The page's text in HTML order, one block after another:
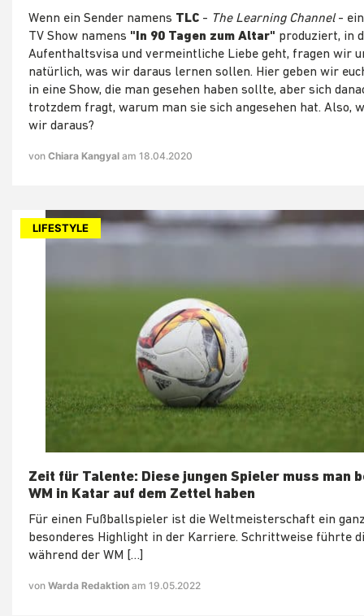
Wenn ein Sender namens TLC - The Learning Channel-
TV Show namens "In 90 Tagen zum Altar" produziert, in
Aufenthaltsvisa und vermeintliche Liebe geht, fragen wir
natürlich, was wir daraus lernen sollen. Hier geben wir
in eine Show, die man gesehen haben sollte, aber sich
trotzdem fragt, warum man sie sich angesehen hat. Also,
wir daraus?
von Chiara Kangyal am 18.04.2020
LIFESTYLE
Zeit für Talente: Diese jungen Spieler muss man
WM in Katar auf dem Zettel haben
Für einen Fußballspieler ist die Weltmeisterschaft ein
besonderes Highlight in der Karriere. Schrittweise führte
während der WM […]
von Warda Redaktion am 19.05.2022